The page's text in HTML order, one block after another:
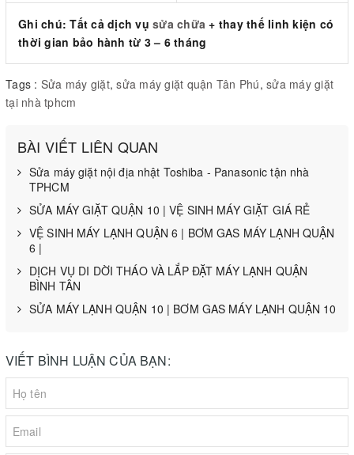
Ghi chú: Tất cả dịch vụ sửa chữa + thay thế linh kiện có
thời gian bảo hành từ 3 – 6 tháng
Tags : Sửa máy giặt,sửa máy giặt quận Tân Phú, sửa máy giặt
tại nhà tphcm
BÀI VIẾT LIÊN QUAN
Sửa máy giặt nội địa nhật Toshiba - Panasonic tận nhà
TPHCM
SỬA MÁY GIẶT QUẬN 10 | VỆ SINH MÁY GIẶT GIÁ RẺ
VỆ SINH MÁY LẠNH QUẬN 6 | BƠM GAS MÁY LẠNH QUẬN
6 |
DỊCH VỤ DI DỜI THÁO VÀ LẮP ĐẶT MÁY LẠNH QUẬN
BÌNH TÂN
SỬA MÁY LẠNH QUẬN 10 | BƠM GAS MÁY LẠNH QUẬN 10
VIẾT BÌNH LUẬN CỦA BẠN: